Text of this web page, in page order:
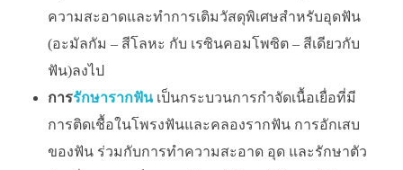
ความสะอาดและทำการเติมวัสดุพิเศษสำหรับอุดฟัน
(อะมัลกัม – สีโลหะ กับ เรซินคอมโพซิต – สีเดียวกับ
ฟัน)ลงไป
การรักษารากฟัน เป็นกระบวนการกำจัดเนื้อเยื่อที่มี
การติดเชื้อในโพรงฟันและคลองรากฟัน การอักเสบ
ของฟัน ร่วมกับการทำความสะอาด อุด และรักษาตัว